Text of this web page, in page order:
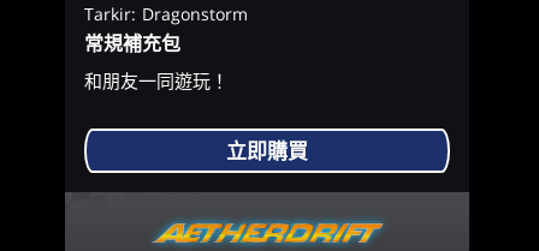
Tarkir: Dragonstorm
常規補充包
和朋友一同遊玩！
立即購買